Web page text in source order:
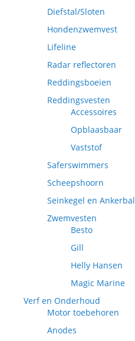
Diefstal/Sloten
Hondenzwemvest
Lifeline
Radar reflectoren
Reddingsboeien
Reddingsvesten
Accessoires
Opblaasbaar
Vaststof
Saferswimmers
Scheepshoorn
Seinkegel en Ankerbal
Zwemvesten
Besto
Gill
Helly Hansen
Magic Marine
Verf en Onderhoud
Motor toebehoren
Anodes